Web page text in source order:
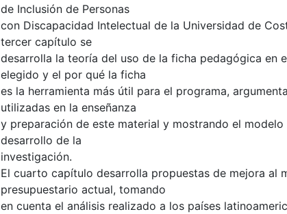
de Inclusión de Personas
con Discapacidad Intelectual de la Universidad de
tercer capítulo se
desarrolla la teoría del uso de la ficha pedagógica en
elegido y el por qué la ficha
es la herramienta más útil para el programa,
utilizadas en la enseñanza
y preparación de este material y mostrando el
desarrollo de la
investigación.
El cuarto capítulo desarrolla propuestas de mejora al
presupuestario actual, tomando
en cuenta el análisis realizado a los países